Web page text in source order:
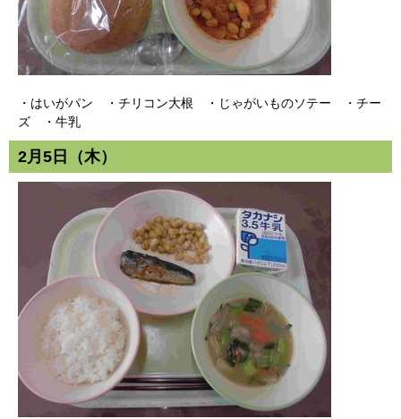
・はいがパン ・チリコン大根 ・じゃがいものソテー ・チー
ズ ・牛乳
2月5日（木）